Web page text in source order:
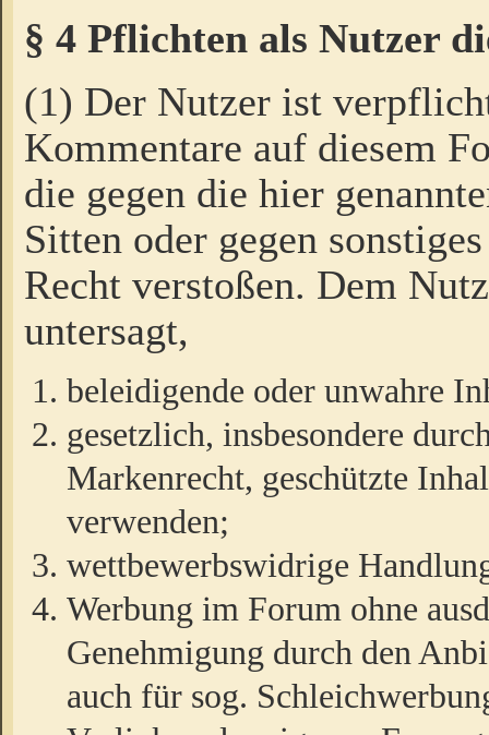
§ 4 Pflichten als Nutzer
(1) Der Nutzer ist
Kommentare auf diesem
die gegen die hier
Sitten oder gegen
Recht verstoßen. Dem
untersagt,
beleidigende oder unwahre
gesetzlich, insbesondere
Markenrecht, geschützte
verwenden;
wettbewerbswidrige
Werbung im Forum ohne
Genehmigung durch den
auch für sog.